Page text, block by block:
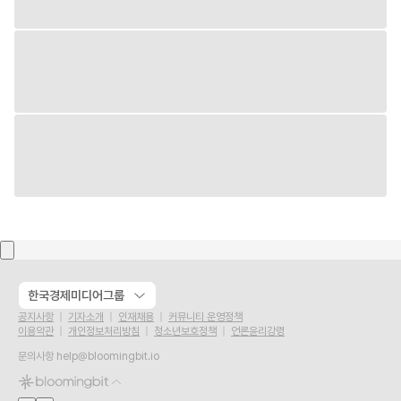
한국경제미디어그룹
공지사항 기자소개 인재채용
커뮤니티 운영정책
이용약관
개인정보처리방침 청소년보호정책
언론윤리강령
문의사항 help@bloomingbit.io